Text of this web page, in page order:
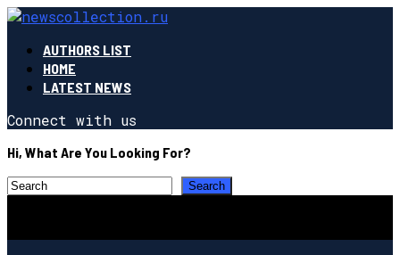
AUTHORS LIST
HOME
LATEST NEWS
Connect with us
Hi, What Are You Looking For?